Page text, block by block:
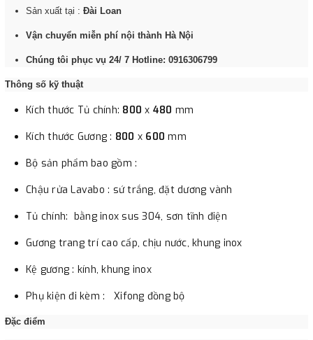
hoặc với những đơn đặt hàng ngoài nội thành Hà Nội.
Chúng tôi sẽ thu tiền trước 100% giá trị hàng + phí vận
chuyển theo cước phí tính trong chính sách vận chuyển
khách, chúng tôi sẽ thực hiện đơn hàng theo yêu cầu.
Sản xuất tại : Đài Loan
Vận chuyển miễn phí nội thành Hà Nội
Chúng tôi phục vụ 24/ 7 Hotline: 0916306799
Thông số kỹ thuật
Kích thước Tủ chính: 800 x 480 mm
Kích thước Gương : 800 x 600 mm
Bộ sản phẩm bao gồm :
Chậu rửa Lavabo : sứ trắng, đặt dương vành
Tủ chính: bằng inox sus 304, sơn tĩnh điện
Gương trang trí cao cấp, chịu nước, khung inox
Kệ gương : kính, khung inox
Phụ kiện đi kèm : Xifong đồng bộ
Đặc điểm